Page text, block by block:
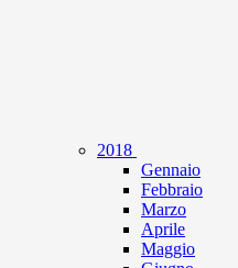
2018
Gennaio
Febbraio
Marzo
Aprile
Maggio